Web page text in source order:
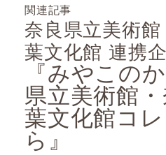
関連記事
奈良県立美術
葉文化館 連携
『みやこの
県立美術館
葉文化館コ
ら』